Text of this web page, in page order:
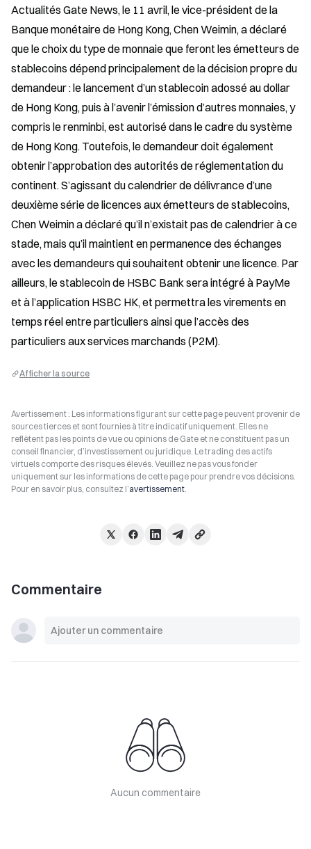
Actualités Gate News, le 11 avril, le vice-président de la
Banque monétaire de Hong Kong, Chen Weimin, a déclaré
que le choix du type de monnaie que feront les émetteurs de
stablecoins dépend principalement de la décision propre du
demandeur : le lancement d’un stablecoin adossé au dollar
de Hong Kong, puis à l’avenir l’émission d’autres monnaies, y
compris le renminbi, est autorisé dans le cadre du système
de Hong Kong. Toutefois, le demandeur doit également
obtenir l’approbation des autorités de réglementation du
continent. S’agissant du calendrier de délivrance d’une
deuxième série de licences aux émetteurs de stablecoins,
Chen Weimin a déclaré qu’il n’existait pas de calendrier à ce
stade, mais qu’il maintient en permanence des échanges
avec les demandeurs qui souhaitent obtenir une licence. Par
ailleurs, le stablecoin de HSBC Bank sera intégré à PayMe
et à l’application HSBC HK, et permettra les virements en
temps réel entre particuliers ainsi que l’accès des
particuliers aux services marchands (P2M).
Afficher la source
Avertissement : Les informations figurant sur cette page peuvent provenir de
sources tierces et sont fournies à titre indicatif uniquement. Elles ne
reflètent pas les points de vue ou opinions de Gate et ne constituent pas un
conseil financier, d’investissement ou juridique. Le trading des actifs
virtuels comporte des risques élevés. Veuillez ne pas vous fonder
uniquement sur les informations de cette page pour prendre vos décisions.
Pour en savoir plus, consultez l’avertissement.
Commentaire
Aucun commentaire